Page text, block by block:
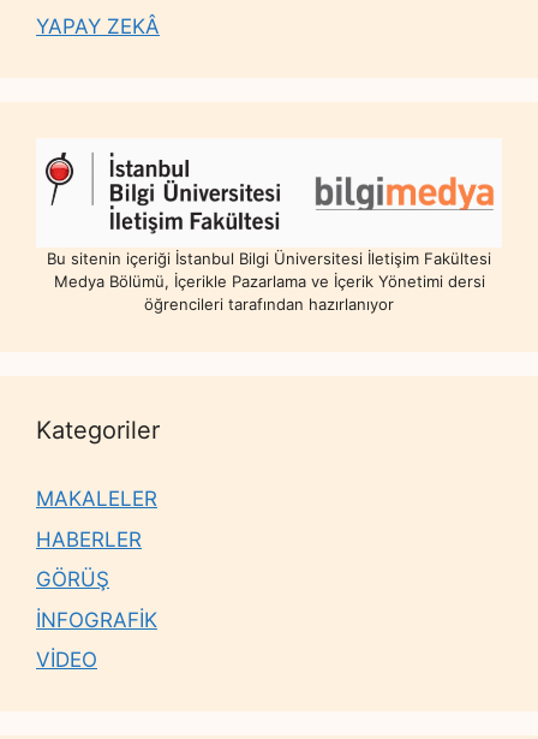
YAPAY ZEKÂ
Bu sitenin içeriği İstanbul Bilgi Üniversitesi İletişim Fakültesi
Medya Bölümü, İçerikle Pazarlama ve İçerik Yönetimi dersi
öğrencileri tarafından hazırlanıyor
Kategoriler
MAKALELER
HABERLER
GÖRÜŞ
İNFOGRAFİK
VİDEO